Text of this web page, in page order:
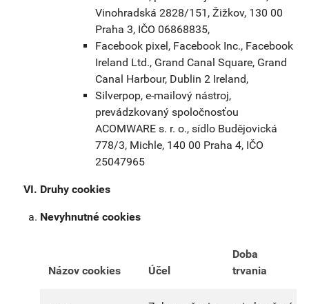
Vinohradská 2828/151, Žižkov, 130 00
Praha 3, IČO 06868835,
Facebook pixel, Facebook Inc., Facebook
Ireland Ltd., Grand Canal Square, Grand
Canal Harbour, Dublin 2 Ireland,
Silverpop, e-mailový nástroj,
prevádzkovaný spoločnosťou
ACOMWARE s. r. o., sídlo Budějovická
778/3, Michle, 140 00 Praha 4, IČO
25047965
Druhy cookies
Nevyhnutné cookies
Názov cookies Účel
Doba
trvania